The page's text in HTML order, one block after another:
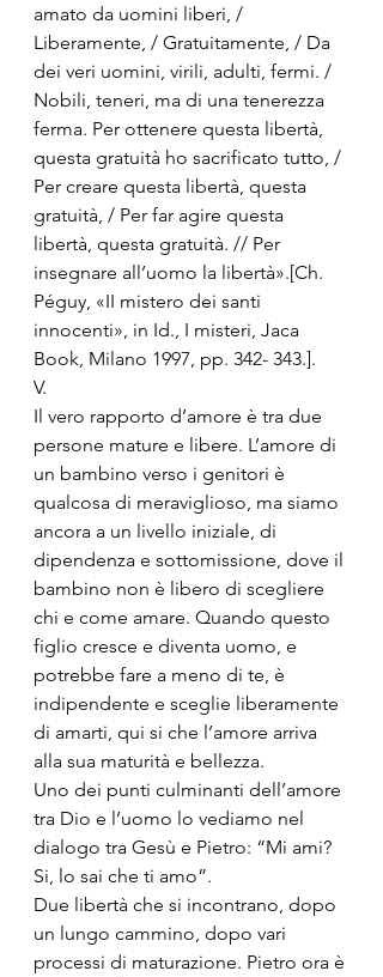
amato da uomini liberi, /
Liberamente, / Gratuitamente, / Da
dei veri uomini, virili, adulti, fermi. /
Nobili, teneri, ma di una tenerezza
ferma. Per ottenere questa libertà,
questa gratuità ho sacrificato tutto, /
Per creare questa libertà, questa
gratuità, / Per far agire questa
libertà, questa gratuità. // Per
insegnare all’uomo la libertà».[Ch.
Péguy, «II mistero dei santi
innocenti», in Id., I misteri, Jaca
Book, Milano 1997, pp. 342- 343.].
V.
Il vero rapporto d’amore è tra due
persone mature e libere. L’amore di
un bambino verso i genitori è
qualcosa di meraviglioso, ma siamo
ancora a un livello iniziale, di
dipendenza e sottomissione, dove il
bambino non è libero di scegliere
chi e come amare. Quando questo
figlio cresce e diventa uomo, e
potrebbe fare a meno di te, è
indipendente e sceglie liberamente
di amarti, qui si che l’amore arriva
alla sua maturità e bellezza.
Uno dei punti culminanti dell’amore
tra Dio e l’uomo lo vediamo nel
dialogo tra Gesù e Pietro: “Mi ami?
Si, lo sai che ti amo”.
Due libertà che si incontrano, dopo
un lungo cammino, dopo vari
processi di maturazione. Pietro ora è